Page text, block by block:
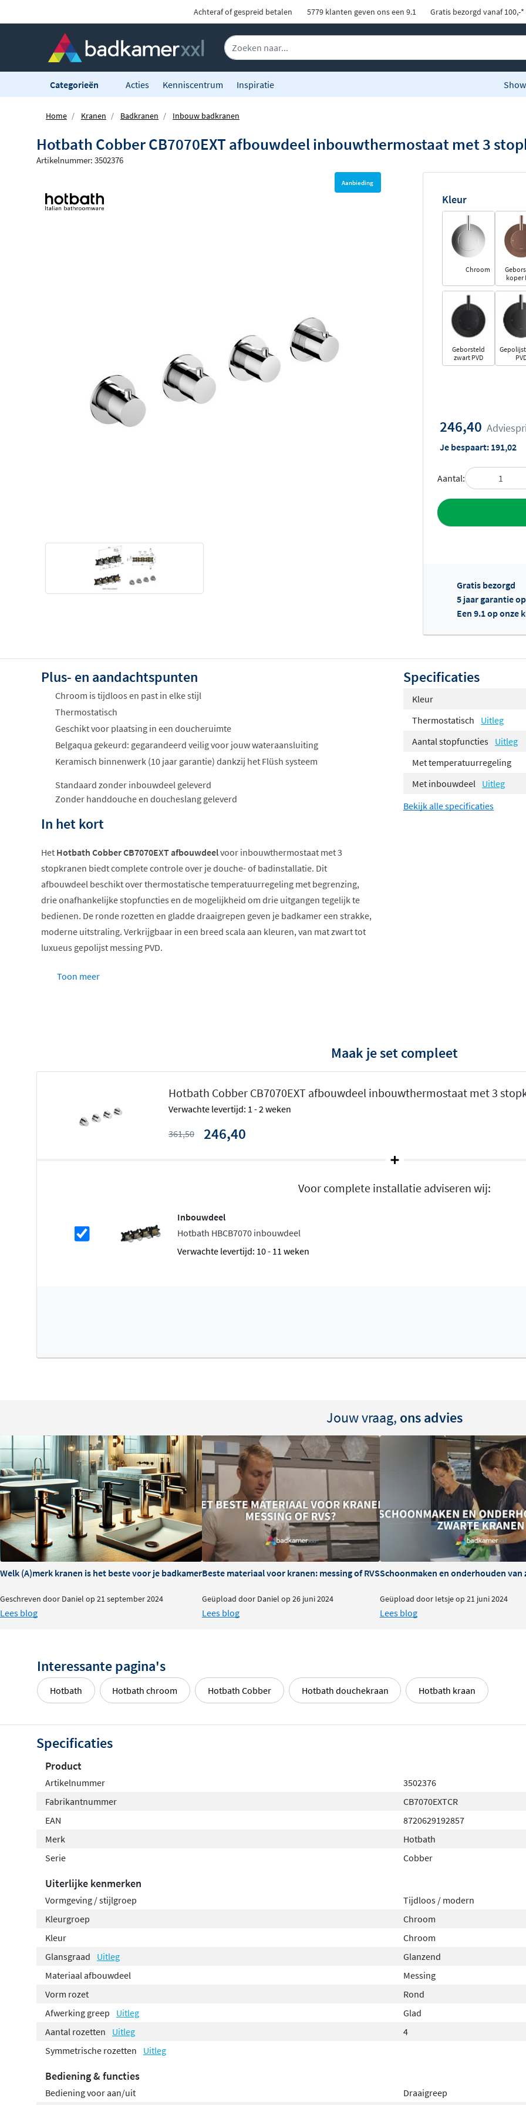
Achteraf of gespreid betalen 5779 klanten geven ons een 9.1 Gratis bezorgd vanaf 100,-*
Categorieën Acties Kenniscentrum Inspiratie
Home Kranen Badkranen Inbouw badkranen
Hotbath Cobber CB7070EXT afbouwdeel inbouwthermostaat met 3
Artikelnummer: 3502376
Aanbieding
Kleur
Chroom
koper
Geborsteld
zwart PVD
246,40
Je bespaart: 191,02
Aantal:
Toevoegen
Gratis bezorgd
5 jaar garantie
Een 9.1 op onze
Plus- en aandachtspunten
Chroom is tijdloos en past in elke stijl
Thermostatisch
Geschikt voor plaatsing in een doucheruimte
Belgaqua gekeurd: gegarandeerd veilig voor jouw wateraansluiting
Keramisch binnenwerk (10 jaar garantie) dankzij het Flüsh systeem
Standaard zonder inbouwdeel geleverd
Zonder handdouche en doucheslang geleverd
In het kort
Het Hotbath Cobber CB7070EXT afbouwdeelvoor inbouwthermostaat met 3
stopkranen biedt complete controle over je douche- of badinstallatie. Dit
afbouwdeel beschikt over thermostatische temperatuurregeling met begrenzing,
drie onafhankelijke stopfuncties en de mogelijkheid om drie uitgangen tegelijk te
bedienen. De ronde rozetten en gladde draaigrepen geven je badkamer een strakke,
moderne uitstraling. Verkrijgbaar in een breed scala aan kleuren, van mat zwart tot
luxueus gepolijst messing PVD.
Drie stopfuncties
drie onafhankelijke stopfunctiesregel je precies welke uitstroomopeningen
actief zijn. Schakel tussen hoofddouche, handdouche en bijvoorbeeld een
baduitloop, of gebruik meerdere functies tegelijk. De thermostatische regeling zorgt
voor een constante, veilige watertemperatuur zonder schommelingen, zelfs
De Cobber collectie van Hotbath staat bekend om zijn
tijdloze ontwerp
. Van klassiek chroom en modern mat zwart tot warme tinten zoals
geborsteld koper en verouderd ijzer, er is voor elke badkamerstijl een passende
afwerking. De hoogwaardige messing constructie en duurzame PVD-coatings
gebruik en de thermostatische regeling reageert snel op temperatuurwisselingen.
met drie uitgangen) dient apart besteld te worden en moet tijdens de bouwfase
ingemetseld worden. Dit afbouwdeel wordt na het tegelwerk geplaatst en afgewerkt.
Zorg dat je loodgieter tijdig het juiste inbouwdeel installeert voor een probleemloos
eindresultaat.
Toon meer
Specificaties
Kleur
Thermostatisch
Uitleg
Aantal stopfuncties Uitleg
Met temperatuurregeling
Met inbouwdeel
Uitleg
Bekijk alle specificaties
Maak je set compleet
Hotbath Cobber CB7070EXT afbouwdeel inbouwthermostaat met 3
Verwachte levertijd: 1 - 2 weken
361,50 246,40
Voor complete installatie adviseren wij:
Inbouwdeel
Hotbath HBCB7070 inbouwdeel
Verwachte levertijd: 10 - 11 weken
Jouw vraag, ons advies
Welk (A)merk kranen is het beste voor je badkamer?
Geschreven door Daniel op 21 september 2024
Lees blog
Beste materiaal voor kranen: messing of RVS
Geüpload door Daniel op 26 juni 2024
Lees blog
Schoonmaken en onderhouden van
Geüpload door Ietsje op 21 juni 2024
Lees blog
Interessante pagina's
Hotbath Hotbath chroom Hotbath Cobber Hotbath douchekraan Hotbath kraan
Specificaties
Product
Artikelnummer
3502376
Fabrikantnummer
CB7070EXTCR
EAN
8720629192857
Merk
Hotbath
Serie
Cobber
Uiterlijke kenmerken
Vormgeving / stijlgroep
Tijdloos / modern
Kleurgroep
Chroom
Kleur
Chroom
Glansgraad
Uitleg
Glanzend
Materiaal afbouwdeel
Messing
Vorm rozet
Rond
Afwerking greep
Uitleg
Glad
Aantal rozetten
Uitleg
4
Symmetrische rozetten
Uitleg
Bediening & functies
Bediening voor aan/uit Draaigreep